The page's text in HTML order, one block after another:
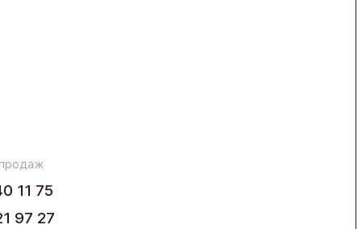
11 75
97 27